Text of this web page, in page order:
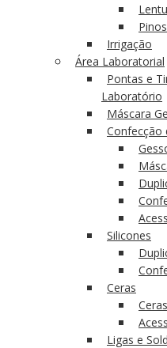
Pinos
Irrigação
Área Laboratorial
Pontas e
Laboratório
Máscara
Confecção
Silicones
Ceras
Ceras
Ligas e